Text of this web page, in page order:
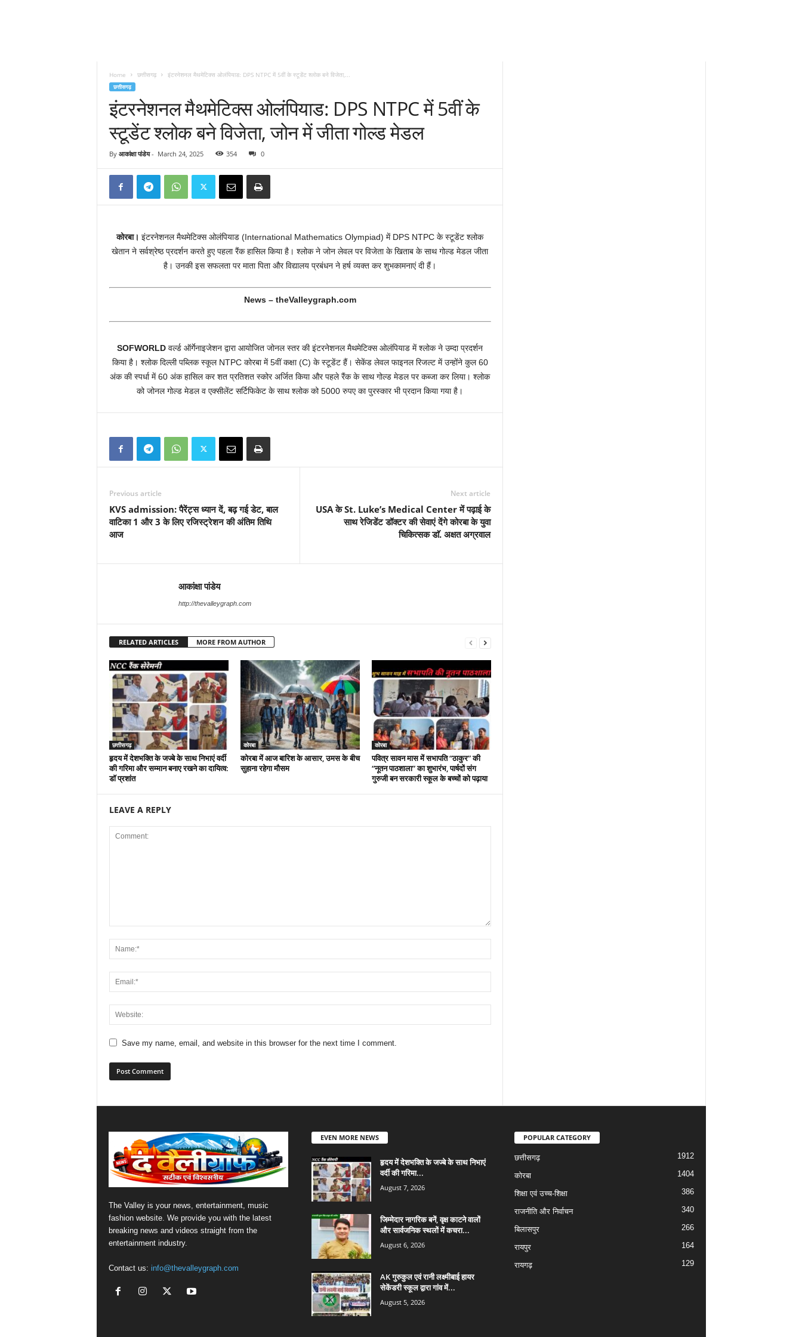
Home छत्तीसगढ़ इंटरनेशनल मैथमेटिक्स ओलंपियाड: DPS NTPC में 5वीं के स्टूडेंट श्लोक बने विजेता,...
छत्तीसगढ़
इंटरनेशनल मैथमेटिक्स ओलंपियाड: DPS NTPC में 5वीं के
स्टूडेंट श्लोक बने विजेता, जोन में जीता गोल्ड मेडल
By आकांक्षा पांडेय- March 24, 2025 354 0
कोरबा। इंटरनेशनल मैथमेटिक्स ओलंपियाड (International Mathematics Olympiad) में DPS NTPC के स्टूडेंट श्लोक
खेतान ने सर्वश्रेष्ठ प्रदर्शन करते हुए पहला रैंक हासिल किया है। श्लोक ने जोन लेवल पर विजेता के खिताब के साथ गोल्ड मेडल जीता
है। उनकी इस सफलता पर माता पिता और विद्यालय प्रबंधन ने हर्ष व्यक्त कर शुभकामनाएं दी हैं।
News – theValleygraph.com
SOFWORLD वर्ल्ड ऑर्गेनाइजेशन द्वारा आयोजित जोनल स्तर की इंटरनेशनल मैथमेटिक्स ओलंपियाड में श्लोक ने उम्दा प्रदर्शन
किया है। श्लोक दिल्ली पब्लिक स्कूल NTPC कोरबा में 5वीं कक्षा (C) के स्टूडेंट हैं। सेकेंड लेवल फाइनल रिजल्ट में उन्होंने कुल 60
अंक की स्पर्धा में 60 अंक हासिल कर शत प्रतिशत स्कोर अर्जित किया और पहले रैंक के साथ गोल्ड मेडल पर कब्जा कर लिया। श्लोक
को जोनल गोल्ड मेडल व एक्सीलेंट सर्टिफिकेट के साथ श्लोक को 5000 रुपए का पुरस्कार भी प्रदान किया गया है।
Previous article
KVS admission: पैरेंट्स ध्यान दें, बढ़ गई डेट, बाल
वाटिका 1 और 3 के लिए रजिस्ट्रेशन की अंतिम तिथि
आज
Next article
USA के St. Luke’s Medical Center में पढ़ाई के
साथ रेजिडेंट डॉक्टर की सेवाएं देंगे कोरबा के युवा
चिकित्सक डाॅ. अक्षत अग्रवाल
आकांक्षा पांडेय
http://thevalleygraph.com
RELATED ARTICLES MORE FROM AUTHOR
छत्तीसगढ़
हृदय में देशभक्ति के जज्बे के साथ निभाएं वर्दी
की गरिमा और सम्मान बनाए रखने का दायित्व:
डाॅ प्रशांत
कोरबा
कोरबा में आज बारिश के आसार, उमस के बीच
सुहाना रहेगा मौसम
कोरबा
पवित्र सावन मास में सभापति “ठाकुर” की
“नूतन पाठशाला” का शुभारंभ, पार्षदों संग
गुरुजी बन सरकारी स्कूल के बच्चों को पढ़ाया
LEAVE A REPLY
Save my name, email, and website in this browser for the next time I comment.
The Valley is your news, entertainment, music
fashion website. We provide you with the latest
breaking news and videos straight from the
entertainment industry.
Contact us: info@thevalleygraph.com
EVEN MORE NEWS
हृदय में देशभक्ति के जज्बे के साथ निभाएं
वर्दी की गरिमा...
August 7, 2026
जिम्मेदार नागरिक बनें, वृक्ष काटने वालों
और सार्वजनिक स्थलों में कचरा...
August 6, 2026
AK गुरुकुल एवं रानी लक्ष्मीबाई हायर
सेकेंडरी स्कूल द्वारा गांव में...
August 5, 2026
POPULAR CATEGORY
छत्तीसगढ़ 1912
कोरबा 1404
शिक्षा एवं उच्च-शिक्षा 386
राजनीति और निर्वाचन 340
बिलासपुर 266
रायपुर 164
रायगढ़ 129